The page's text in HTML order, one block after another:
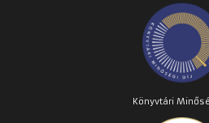
Könyvtári